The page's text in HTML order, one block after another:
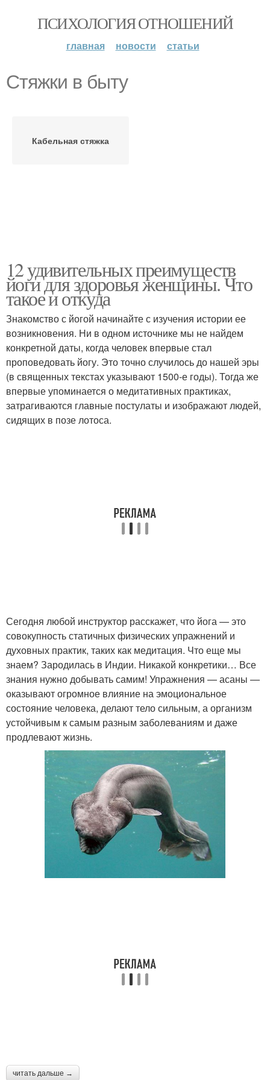
ПСИХОЛОГИЯ ОТНОШЕНИЙ
главная новости статьи
Стяжки в быту
Кабельная стяжка
12 удивительных преимуществ
йоги для здоровья женщины. Что
такое и откуда
Знакомство с йогой начинайте с изучения истории ее
возникновения. Ни в одном источнике мы не найдем
конкретной даты, когда человек впервые стал
проповедовать йогу. Это точно случилось до нашей эры
(в священных текстах указывают 1500-е годы). Тогда же
впервые упоминается о медитативных практиках,
затрагиваются главные постулаты и изображают людей,
сидящих в позе лотоса.
Сегодня любой инструктор расскажет, что йога — это
совокупность статичных физических упражнений и
духовных практик, таких как медитация. Что еще мы
знаем? Зародилась в Индии. Никакой конкретики… Все
знания нужно добывать самим! Упражнения — асаны —
оказывают огромное влияние на эмоциональное
состояние человека, делают тело сильным, а организм
устойчивым к самым разным заболеваниям и даже
продлевают жизнь.
читать дальше →